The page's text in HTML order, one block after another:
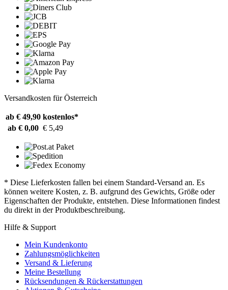
Versandkosten für Österreich
ab € 49,90 kostenlos*
ab € 0,00 € 5,49
* Diese Lieferkosten fallen bei einem Standard-Versand an. Es
können weitere Kosten, z. B. aufgrund des Gewichts, Größe oder
Eigenschaften der Produkte, entstehen. Diese Informationen findest
du direkt in der Produktbeschreibung.
Hilfe & Support
Mein Kundenkonto
Zahlungsmöglichkeiten
Versand & Lieferung
Meine Bestellung
Rücksendungen & Rückerstattungen